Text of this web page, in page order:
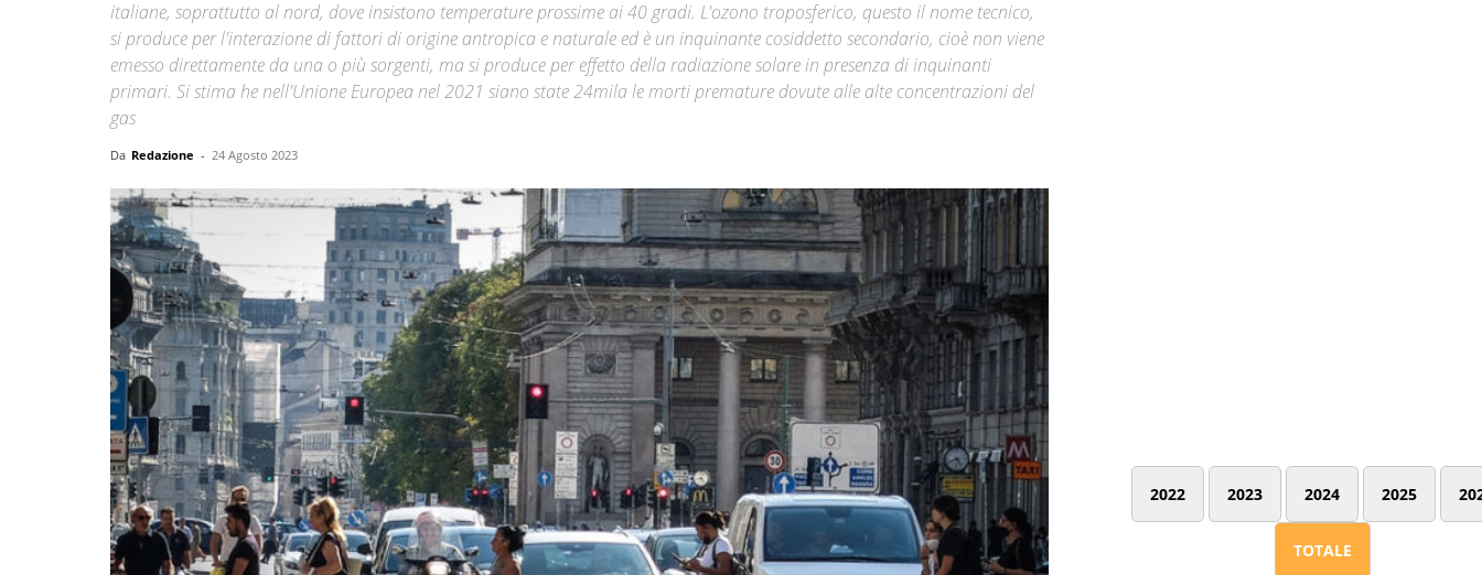
Città
italiane, soprattutto al nord, dove insistono temperature prossime ai 40 gradi. L'ozono troposferico, questo il nome tecnico,
si produce per l'interazione di fattori di origine antropica e naturale ed è un inquinante cosiddetto secondario, cioè non viene
emesso direttamente da una o più sorgenti, ma si produce per effetto della radiazione solare in presenza di inquinanti
primari. Si stima he nell'Unione Europea nel 2021 siano state 24mila le morti premature dovute alle alte concentrazioni del
gas
Da Redazione - 24 Agosto 2023
2022 2023 2024 2025
TOTALE